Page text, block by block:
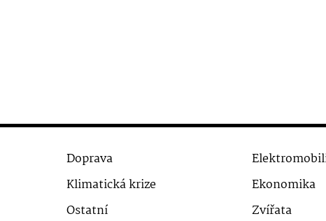
Doprava
Klimatická krize
Ekonomika
Ostatní
Zvířata